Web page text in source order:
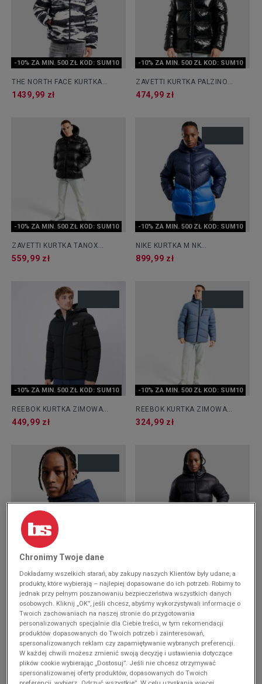
-10% ZA MIN. 500 ZŁ KOD: SUM10
THE NORTH FACE KURTKA
PUCHOWA M 96 RETRO NUPTSE
1439,99 zł
-10% ZA MIN. 500 ZŁ KOD: SUM10
ZAVETTI KURTKA PALZINO
SHINE
474,99 zł
-10% ZA MIN. 500 ZŁ KOD: SUM10
ZAVETTI KURTKA TANOX
PUFFER BLK
559,99 zł
-10% ZA MIN. 500 ZŁ KOD: SUM10
NIKE KURTKA M NK
WINDRUNNER STMNT DWN
899,99 zł
-10% ZA MIN. 500 ZŁ KOD: SUM10
REEBOK KURTKA ZIMOWA
STRETCH PUFFER
449,99 zł
-10% ZA MIN. 500 ZŁ KOD: SUM10
REEBOK KURTKA ZIMOWA
STRETCH PUFFER
324,99 zł
-10% ZA MIN. 500 ZŁ KOD: SUM10
REEBOK KURTKA ZIMOWA
STRETCH PUFFER
469,99 zł
HOODRICH KURTKA SPLITTER -
WET
269,99 zł
Chronimy Twoje dane
Dokładamy wszelkich starań, aby zakupy naszych Klientów były udane, a
produkty, które wybierają – najlepiej dopasowane do ich potrzeb. Robimy to
jednak przy pełnym poszanowaniu bezpieczeństwa wszystkich danych
osobowych. Kliknij „OK”, jeśli chcesz, abyśmy wykorzystywali informacje o
Twoich zachowaniach na naszej stronie do przygotowania
personalizowanych specjalnie dla Ciebie treści, w tym rekomendacji
produktów dopasowanych do Twoich potrzeb i zainteresowań,
spersonalizowanych reklam czy zapamiętywanie wybranych preferencji.
W każdej chwili możesz zmienić swoją decyzję i ustawienia dotyczące
plików cookie wybierając „Dostosuj”. Jeśli nie chcesz otrzymywać
spersonalizowanej oferty produktów, dopasowanych do Twoich